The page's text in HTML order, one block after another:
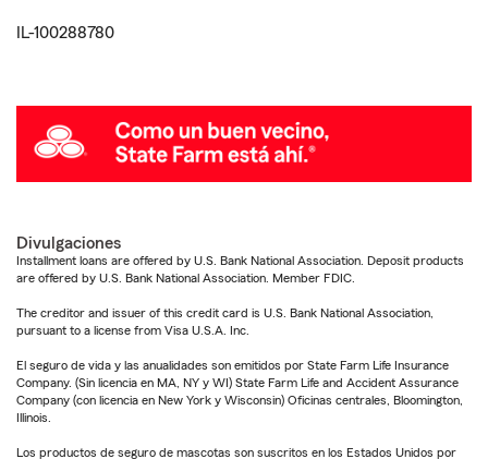
IL-100288780
Divulgaciones
Installment loans are offered by U.S. Bank National Association. Deposit products
are offered by U.S. Bank National Association. Member FDIC.
The creditor and issuer of this credit card is U.S. Bank National Association,
pursuant to a license from Visa U.S.A. Inc.
El seguro de vida y las anualidades son emitidos por State Farm Life Insurance
Company. (Sin licencia en MA, NY y WI) State Farm Life and Accident Assurance
Company (con licencia en New York y Wisconsin) Oficinas centrales, Bloomington,
Illinois.
Los productos de seguro de mascotas son suscritos en los Estados Unidos por